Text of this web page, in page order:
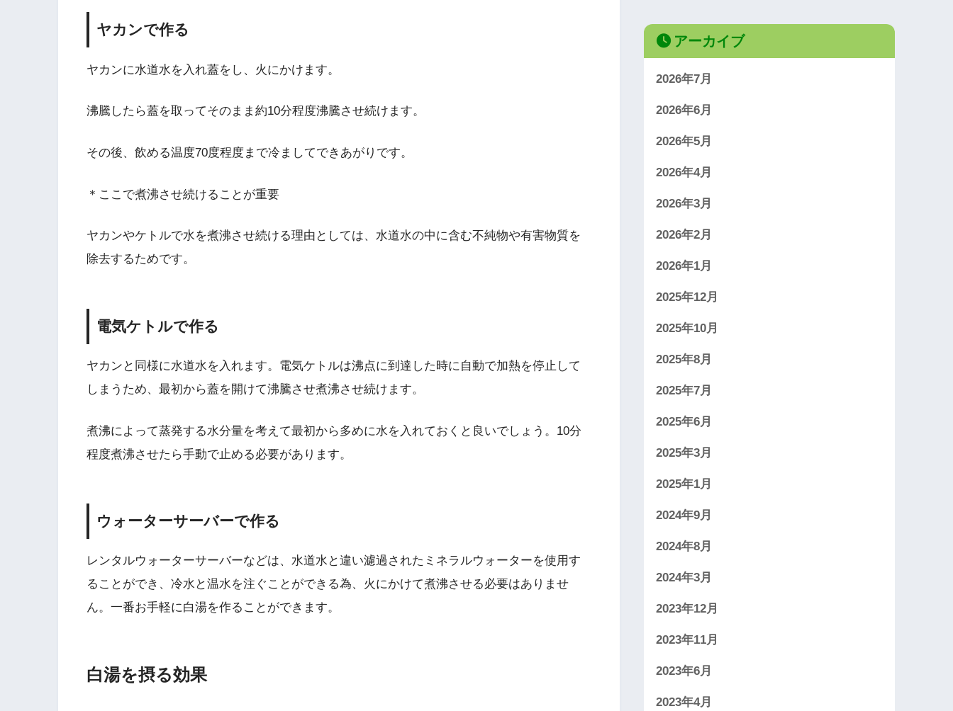
ヤカンで作る
ヤカンに水道水を入れ蓋をし、火にかけます。
沸騰したら蓋を取ってそのまま約10分程度沸騰させ続けます。
その後、飲める温度70度程度まで冷ましてできあがりです。
＊ここで煮沸させ続けることが重要
ヤカンやケトルで水を煮沸させ続ける理由としては、水道水の中に含む不純物や有害物質を
除去するためです。
電気ケトルで作る
ヤカンと同様に水道水を入れます。電気ケトルは沸点に到達した時に自動で加熱を停止して
しまうため、最初から蓋を開けて沸騰させ煮沸させ続けます。
煮沸によって蒸発する水分量を考えて最初から多めに水を入れておくと良いでしょう。10分
程度煮沸させたら手動で止める必要があります。
ウォーターサーバーで作る
レンタルウォーターサーバーなどは、水道水と違い濾過されたミネラルウォーターを使用す
ることができ、冷水と温水を注ぐことができる為、火にかけて煮沸させる必要はありませ
ん。一番お手軽に白湯を作ることができます。
白湯を摂る効果
アーカイブ
2026年7月
2026年6月
2026年5月
2026年4月
2026年3月
2026年2月
2026年1月
2025年12月
2025年10月
2025年8月
2025年7月
2025年6月
2025年3月
2025年1月
2024年9月
2024年8月
2024年3月
2023年12月
2023年11月
2023年6月
2023年4月